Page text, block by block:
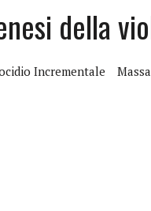
della
Incrementale